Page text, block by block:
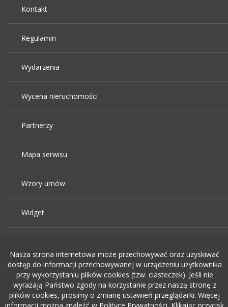
Kontakt
Regulamin
Wydarzenia
Wycena nieruchomości
Partnerzy
Mapa serwisu
Wzory umów
Widget
Dodaj ogłoszenie o pracę
rekrutacja w it
Nasza strona internetowa może przechowywać oraz uzyskiwać
dostęp do informacji przechowywanej w urządzeniu użytkownika
przy wykorzystaniu plików cookies (tzw. ciasteczek). Jeśli nie
wyrażają Państwo zgody na korzystanie przez naszą stronę z
plików cookies, prosimy o zmianę ustawień przeglądarki. Więcej